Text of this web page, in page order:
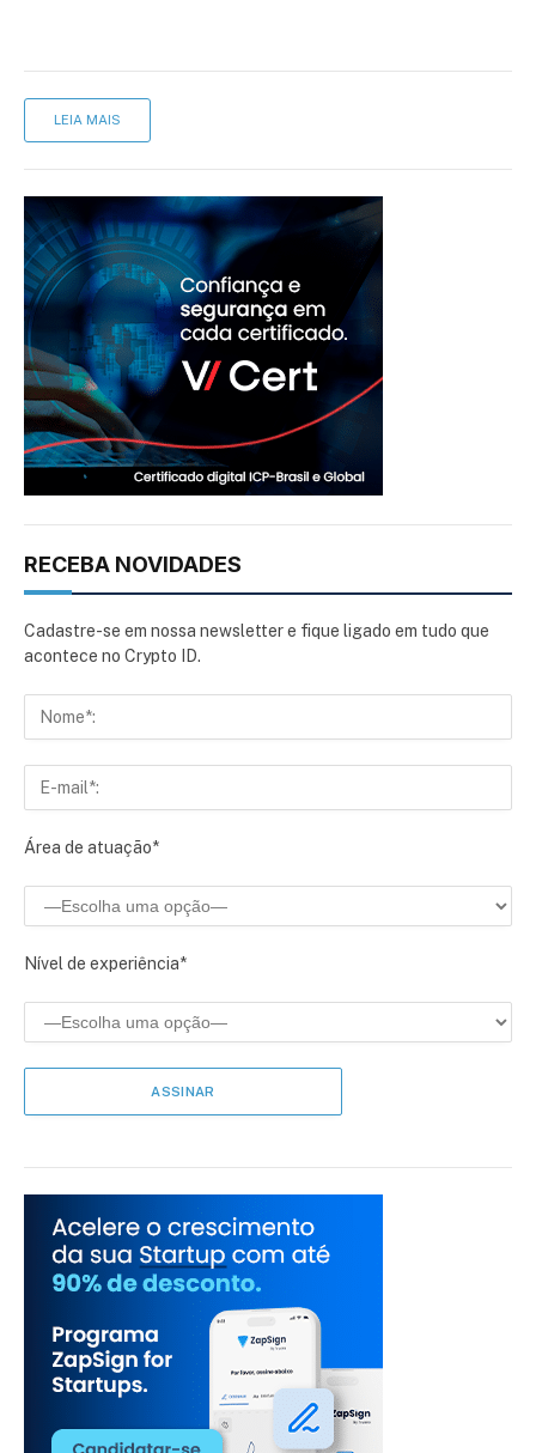
LEIA MAIS
RECEBA NOVIDADES
Cadastre-se em nossa newsletter e fique ligado em tudo que
acontece no Crypto ID.
Área de atuação*
Nível de experiência*